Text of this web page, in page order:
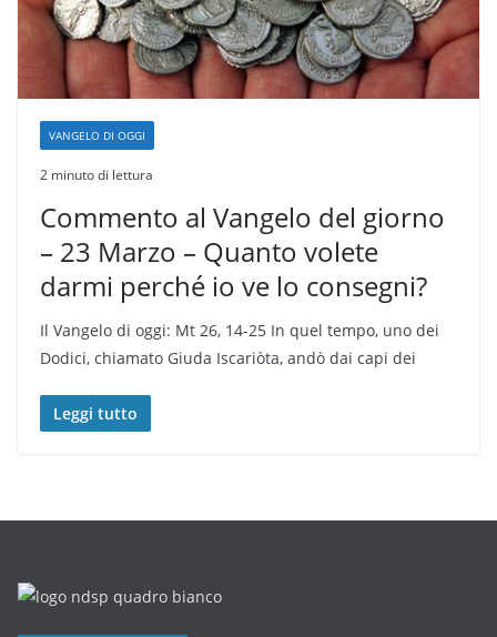
VANGELO DI OGGI
2 minuto di lettura
Commento al Vangelo del giorno
– 23 Marzo – Quanto volete
darmi perché io ve lo consegni?
Il Vangelo di oggi: Mt 26, 14-25 In quel tempo, uno dei
Dodici, chiamato Giuda Iscariòta, andò dai capi dei
Leggi tutto